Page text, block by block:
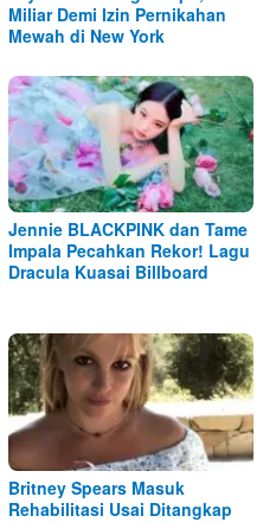
Miliar Demi Izin Pernikahan
Mewah di New York
Jennie BLACKPINK dan Tame
Impala Pecahkan Rekor! Lagu
Dracula Kuasai Billboard
Britney Spears Masuk
Rehabilitasi Usai Ditangkap